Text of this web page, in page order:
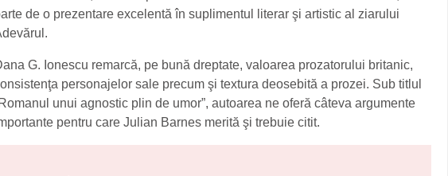
de o prezentare excelentă în suplimentul literar şi artistic al ziarului
G. Ionescu remarcă, pe bună dreptate, valoarea prozatorului britanic,
personajelor sale precum şi textura deosebită a prozei. Sub titlul
agnostic plin de umor”, autoarea ne oferă câteva argumente
pentru care Julian Barnes merită şi trebuie citit.